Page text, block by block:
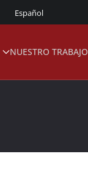
NUESTRO TRABAJO